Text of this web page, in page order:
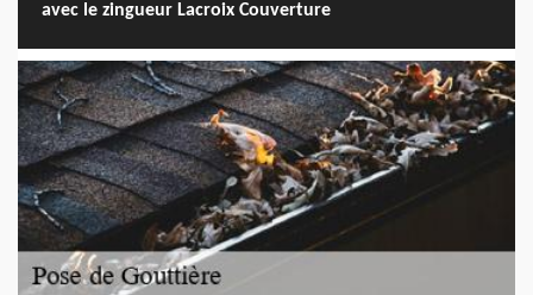
avec le zingueur Lacroix Couverture